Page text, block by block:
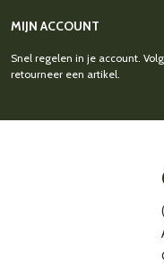
MIJN ACCOUNT
Snel regelen in je account.
retourneer een artikel.